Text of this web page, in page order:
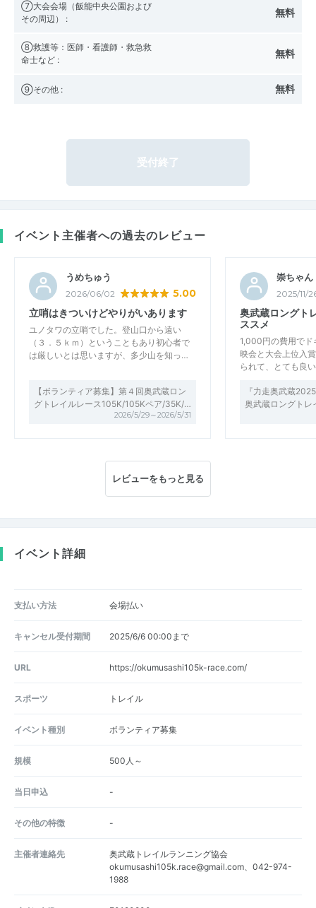
⑦大会会場（飯能中央公園および
その周辺） : 無料
⑧救護等：医師・看護師・救急救
命士など : 無料
⑨その他 : 無料
受付終了
イベント主催者への過去のレビュー
うめちゅう
2026/06/02 5.00
立哨はきついけどやりがいあります
ユノタワの立哨でした。登山口から遠い
（３．５ｋｍ）ということもあり初心者で
は厳しいとは思いますが、多少山を知っ…
【ボランティア募集】第４回奥武蔵ロン
グトレイルレース105K/105Kペア/35K/…
2026/5/29～2026/5/31
崇ちゃん
2025/11/
奥武蔵ロングト
ススメ
1,000円の費用でド
映会と大会上位入
られて、とても良
『力走奥武蔵
奥武蔵ロングト
レビューをもっと見る
イベント詳細
支払い方法 会場払い
キャンセル受付期間 2025/6/6 00:00まで
URL https://okumusashi105k-race.com/
スポーツ トレイル
イベント種別 ボランティア募集
規模 500人～
当日申込 -
その他の特徴 -
主催者連絡先
奥武蔵トレイルランニング協会
okumusashi105k.race@gmail.com、042-974-
1988